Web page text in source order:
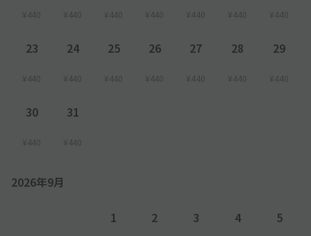
¥440 ¥440 ¥440 ¥440 ¥440 ¥440 ¥440
23
¥440
24
¥440
25
¥440
26
¥440
27
¥440
28
¥440
29
¥440
30
¥440
31
¥440
2026年9月
1 2 3 4 5